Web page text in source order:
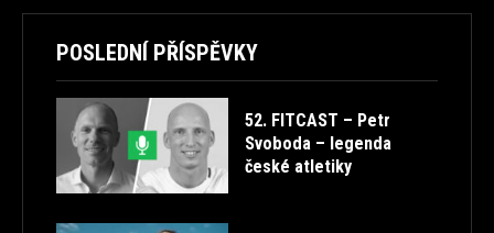
POSLEDNÍ PŘÍSPĚVKY
52. FITCAST – Petr
Svoboda – legenda
české atletiky